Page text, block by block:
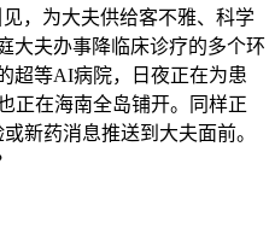
，为大夫供给客不雅、科学
大夫办事降临床诊疗的多个环
超等AI病院，日夜正在为患
正在海南全岛铺开。同样正
新药消息推送到大夫面前。